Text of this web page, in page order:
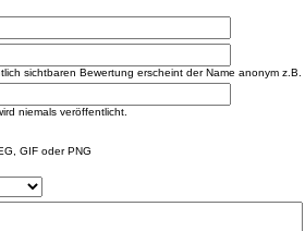
sichtbaren Bewertung erscheint der Name anonym
niemals veröffentlicht.
GIF oder PNG